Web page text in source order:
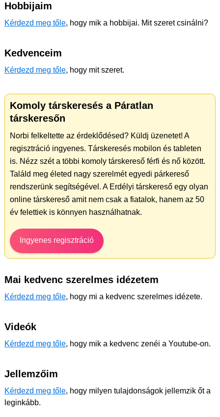
Hobbijaim
Kérdezd meg tőle, hogy mik a hobbijai. Mit szeret csinálni?
Kedvenceim
Kérdezd meg tőle, hogy mit szeret.
Komoly társkeresés a Páratlan
társkeresőn
Norbi felkeltette az érdeklődésed? Küldj üzenetet! A
regisztráció ingyenes. Társkeresés mobilon és tableten
is. Nézz szét a többi komoly társkereső férfi és nő között.
Találd meg életed nagy szerelmét egyedi párkereső
rendszerünk segítségével. A Erdélyi társkereső egy olyan
online társkereső amit nem csak a fiatalok, hanem az 50
év felettiek is könnyen használhatnak.
Ingyenes regisztráció
Mai kedvenc szerelmes idézetem
Kérdezd meg tőle, hogy mi a kedvenc szerelmes idézete.
Videók
Kérdezd meg tőle, hogy mik a kedvenc zenéi a Youtube-on.
Jellemzőim
Kérdezd meg tőle, hogy milyen tulajdonságok jellemzik őt a
leginkább.